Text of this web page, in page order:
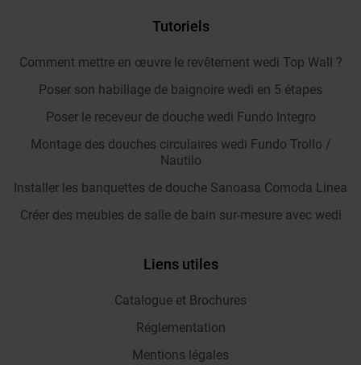
Tutoriels
Comment mettre en œuvre le revêtement wedi Top Wall ?
Poser son habillage de baignoire wedi en 5 étapes
Poser le receveur de douche wedi Fundo Integro
Montage des douches circulaires wedi Fundo Trollo /
Nautilo
Installer les banquettes de douche Sanoasa Comoda Linea
Créer des meubles de salle de bain sur-mesure avec wedi
Liens utiles
Catalogue et Brochures
Réglementation
Mentions légales